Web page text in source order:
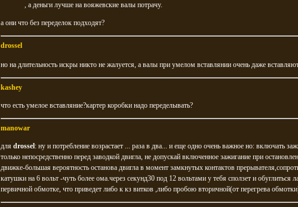
, а деньги лучше на вояжевские валы потрачу.
а они что без переделок подходят?
drossel
но на длительность искры никто не жалуется, а валы при умелом вставлянии очень даже
kashey
что есть умелое вставляние?картер коробки надо переделывать?
manowar
для drossel: ну и потребление возрастает ... раза в два... и еще одно очень важное но: включать
только непосредственно перед заводкой двигла, не допускай включенное зажигание при
движке-большая вероятность останова двигла в момент замкнутых контактов
катушки на 6 вольт -чуть более ома.через секунд30 под 12 вольтами у тебя сползет и обуглиться
первичной обмотке, что приведет либо к кз витков ,либо пробою вторичной(от перегрева